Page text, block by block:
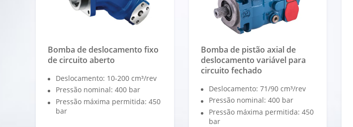
Bomba de deslocamento fixo
de circuito aberto
Deslocamento: 10-200 cm³/rev
Pressão nominal: 400 bar
Pressão máxima permitida: 450
bar
Bomba de pistão axial de
deslocamento variável para
circuito fechado
Deslocamento: 71/90 cm³/rev
Pressão nominal: 400 bar
Pressão máxima permitida: 450
bar